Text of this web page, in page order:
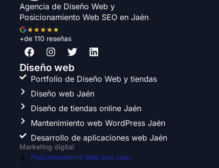
Agencia de Diseño Web y
Posicionamiento Web SEO en Jaén
+de 110 reseñas
F
a
c
e
b
o
o
k
I
n
s
t
a
g
r
a
m
T
w
i
t
t
e
r
L
i
k
e
d
i
n
Diseño web
Portfolio de Diseño Web y tiendas
Diseño web Jaén
Diseño de tiendas online Jaén
Mantenimiento web WordPress Jaén
Desarrollo de aplicaciones web Jaén
Marketing digital
Posicionamiento Web Seo Jaén